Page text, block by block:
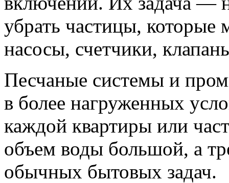
убрать частицы, которые
насосы, счетчики,
Песчаные системы и
в более нагруженных
каждой квартиры или
объем воды большой, а
обычных бытовых задач.